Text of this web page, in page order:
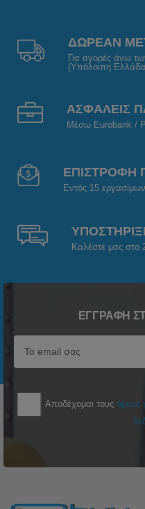
ΔΩΡΕΑΝ
Για αγορές άνω
(Υπόλοιπη
ΑΣΦΑΛΕΙΣ
Μέσω Eurobank /
ΕΠΙΣΤΡΟΦΗ
Εντός 15
Καλέστε μας στο
ΕΓΓΡΑΦΉ
Αποδέχομαι τους όρους